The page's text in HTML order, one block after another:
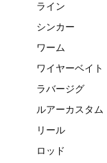
ライン
シンカー
ワーム
ワイヤーベイト
ラバージグ
ルアーカスタム
リール
ロッド